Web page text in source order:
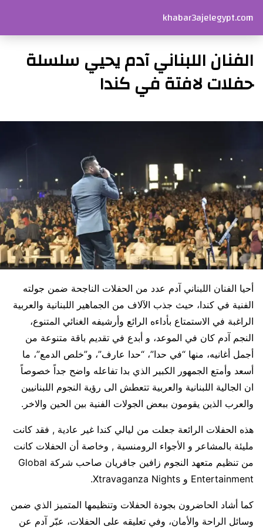
khabar3ajelegypt.com
الفنان اللبناني آدم يحيي سلسلة
حفلات لافتة في كندا
أحيا الفنان اللبناني آدم عدد من الحفلات الناجحة ضمن جولته
الفنية في كندا، حيث جذب الآلاف من الجماهير اللبنانية والعربية
الراغبة في الاستمتاع بأداءه الرائع وأرشيفه الغنائي المتنوع،
النجم آدم كان في الموعد، و أبدع في تقديم باقة متنوعة من
أجمل أغانيه، منها “في حدا”، “حدا عارف”، و”خلص الدمع”، ما
أسعد وأمتع الجمهور الكبير الذي بدا تفاعله واضح جداً خصوصاً
ان الجالية اللبنانية والعربية تتعطش الى رؤية النجوم اللبنانيين
والعرب الذين يقومون ببعض الجولات الفنية بين الحين والاخر.
هذه الحفلات الرائعة جعلت من ليالي كندا غير عادية , فقد كانت
مليئة بالمشاعر و الأجواء الرومنسية , وخاصة أن الحفلات كانت
من تنظيم متعهد النجوم زافين جافريان صاحب شركة Global
Entertainment و Xtravaganza Nights.
كما أشاد الحاضرون بجودة الحفلات وتنظيمها المتميز الذي ضمن
وسائل الراحة والأمان، وفي تعليقه على الحفلات، عبّر آدم عن